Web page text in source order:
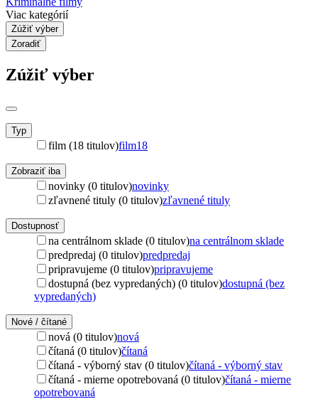
Viac kategórií
Zúžiť výber
Zoradiť
Zúžiť výber
Typ
film (18 titulov)film18
Zobraziť iba
novinky (0 titulov)novinky
zľavnené tituly (0 titulov)zľavnené tituly
Dostupnosť
na centrálnom sklade (0 titulov)na centrálnom sklade
predpredaj (0 titulov)predpredaj
pripravujeme (0 titulov)pripravujeme
dostupná (bez vypredaných) (0 titulov)dostupná (bez
vypredaných)
Nové / čítané
nová (0 titulov)nová
čítaná (0 titulov)čítaná
čítaná - výborný stav (0 titulov)čítaná - výborný stav
čítaná - mierne opotrebovaná (0 titulov)čítaná - mierne
opotrebovaná